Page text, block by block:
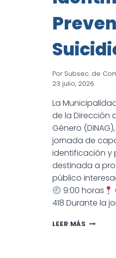
Por Subsec. de
23 julio, 2026
La
de la Dirección
Género
jornada de
identificación y
destinada a
público
9:00 horas
418 Durante la
LEER MÁS JORNADA